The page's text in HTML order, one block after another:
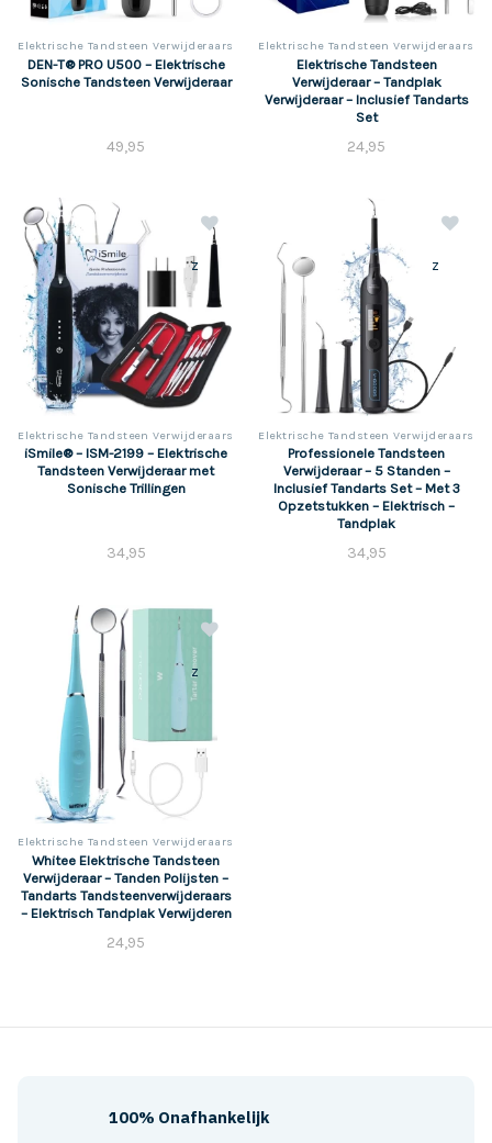
Elektrische Tandsteen Verwijderaars
DEN-T® PRO U500 – Elektrische
Sonische Tandsteen Verwijderaar
49,95
Elektrische Tandsteen Verwijderaars
Elektrische Tandsteen
Verwijderaar – Tandplak
Verwijderaar – Inclusief Tandarts
Set
24,95
z
Elektrische Tandsteen Verwijderaars
iSmile® – ISM-2199 – Elektrische
Tandsteen Verwijderaar met
Sonische Trillingen
34,95
z
Elektrische Tandsteen Verwijderaars
Professionele Tandsteen
Verwijderaar – 5 Standen –
Inclusief Tandarts Set – Met 3
Opzetstukken – Elektrisch –
Tandplak
34,95
z
Elektrische Tandsteen Verwijderaars
Whitee Elektrische Tandsteen
Verwijderaar – Tanden Polijsten –
Tandarts Tandsteenverwijderaars
– Elektrisch Tandplak Verwijderen
24,95
100% Onafhankelijk